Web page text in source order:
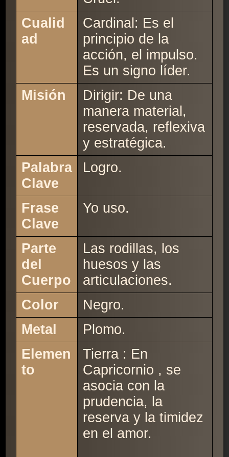
Cualid
ad
Cardinal: Es el
principio de la
acción, el impulso.
Es un signo líder.
Misión
Dirigir: De una
manera material,
reservada, reflexiva
y estratégica.
Palabra
Clave
Logro.
Frase
Clave
Yo uso.
Parte
del
Cuerpo
Las rodillas, los
huesos y las
articulaciones.
Color
Negro.
Metal
Plomo.
Elemen
to
Tierra : En
Capricornio , se
asocia con la
prudencia, la
reserva y la timidez
en el amor.